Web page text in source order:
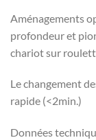
Aménagements
profondeur et
chariot sur
Le changement
rapide (<2min.)
Données